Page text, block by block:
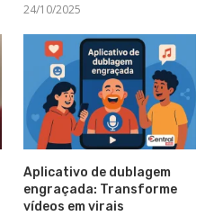
24/10/2025
Aplicativo de dublagem
engraçada: Transforme
vídeos em virais